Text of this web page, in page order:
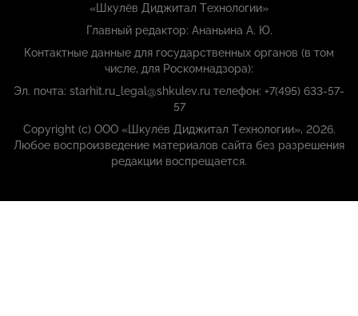
«Шкулёв Диджитал Технологии»
Главный редактор: Ананьина А. Ю.
Контактные данные для государственных органов (в том
числе, для Роскомнадзора):
Эл. почта: starhit.ru_legal@shkulev.ru телефон: +7(495) 633-57-
57
Copyright (с) ООО «Шкулёв Диджитал Технологии», 2026.
Любое воспроизведение материалов сайта без разрешения
редакции воспрещается.